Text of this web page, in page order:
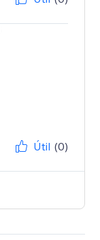
Útil (0)